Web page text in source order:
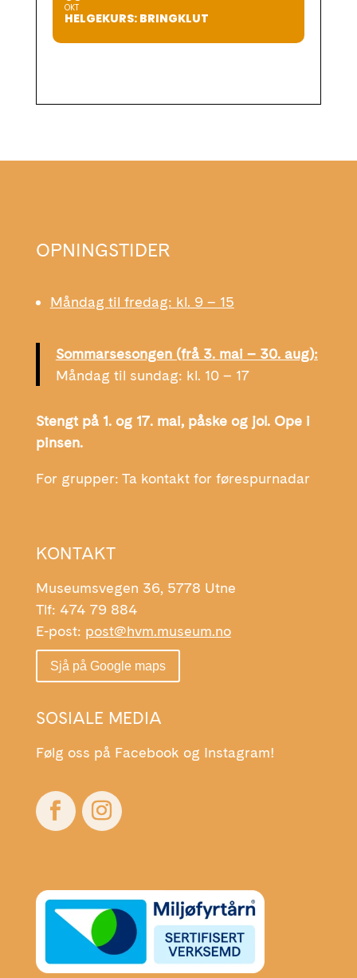
OKT
HELGEKURS: BRINGKLUT
OPNINGSTIDER
Måndag til fredag: kl. 9 – 15
Sommarsesongen (frå 3. mai – 30. aug):
Måndag til sundag: kl. 10 – 17
Stengt på 1. og 17. mai, påske og jol. Ope i
pinsen.
For grupper: Ta kontakt for førespurnadar
KONTAKT
Museumsvegen 36, 5778 Utne
Tlf: 474 79 884
E-post: post@hvm.museum.no
Sjå på Google maps
SOSIALE MEDIA
Følg oss på Facebook og Instagram!